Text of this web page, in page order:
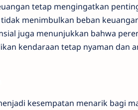
tetap mengingatkan
menimbulkan beban
juga menunjukkan bahwa
kendaraan tetap nyaman dan
kesempatan menarik bagi